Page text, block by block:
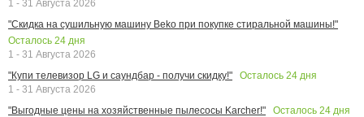
1 - 31 Августа 2026
"Скидка на сушильную машину Beko при покупке стиральной машины!"
Осталось 24 дня
1 - 31 Августа 2026
"Купи телевизор LG и саундбар - получи скидку!"
Осталось 24 дня
1 - 31 Августа 2026
"Выгодные цены на хозяйственные пылесосы Karcher!"
Осталось 24 дня